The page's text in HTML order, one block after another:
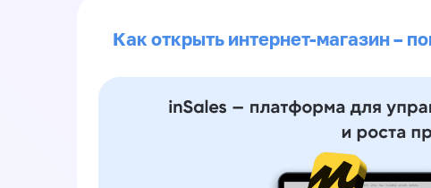
Как открыть интернет-магазин –